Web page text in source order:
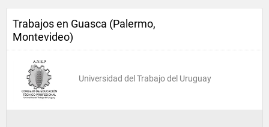
Trabajos en Guasca (Palermo,
Montevideo)
Universidad del Trabajo del Uruguay